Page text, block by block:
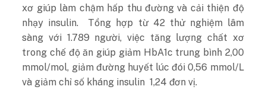
xơ giúp làm chậm hấp thu đường và cải thiện độ
nhạy insulin. Tổng hợp từ 42 thử nghiệm lâm
sàng với 1.789 người, việc tăng lượng chất xơ
trong chế độ ăn giúp giảm HbA1c trung bình 2,00
mmol/mol, giảm đường huyết lúc đói 0,56 mmol/L
và giảm chỉ số kháng insulin 1,24 đơn vị.